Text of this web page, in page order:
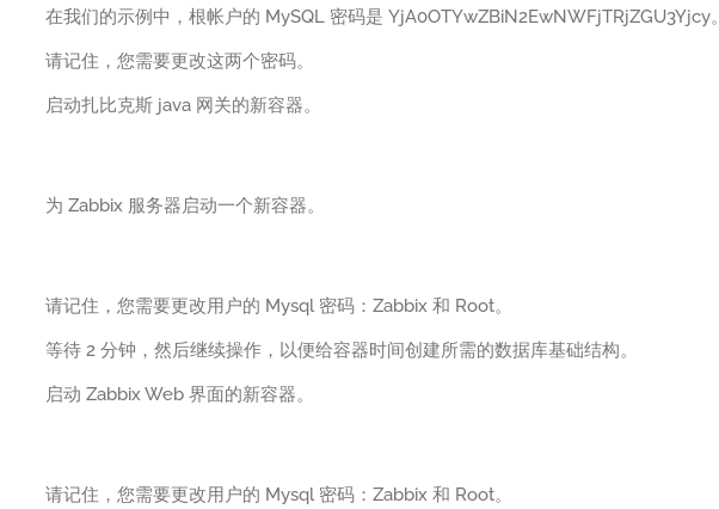
在我们的示例中，根帐户的 MySQL 密码是 YjA0OTYwZBiN2EwNWFjTRjZGU3Yjcy。
请记住，您需要更改这两个密码。
启动扎比克斯 java 网关的新容器。
为 Zabbix 服务器启动一个新容器。
请记住，您需要更改用户的 Mysql 密码：Zabbix 和 Root。
等待 2 分钟，然后继续操作，以便给容器时间创建所需的数据库基础结构。
启动 Zabbix Web 界面的新容器。
请记住，您需要更改用户的 Mysql 密码：Zabbix 和 Root。